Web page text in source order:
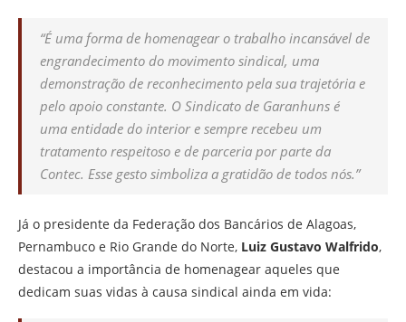
“É uma forma de homenagear o trabalho incansável de
engrandecimento do movimento sindical, uma
demonstração de reconhecimento pela sua trajetória e
pelo apoio constante. O Sindicato de Garanhuns é
uma entidade do interior e sempre recebeu um
tratamento respeitoso e de parceria por parte da
Contec. Esse gesto simboliza a gratidão de todos nós.”
Já o presidente da Federação dos Bancários de Alagoas,
Pernambuco e Rio Grande do Norte, Luiz Gustavo Walfrido,
destacou a importância de homenagear aqueles que
dedicam suas vidas à causa sindical ainda em vida: